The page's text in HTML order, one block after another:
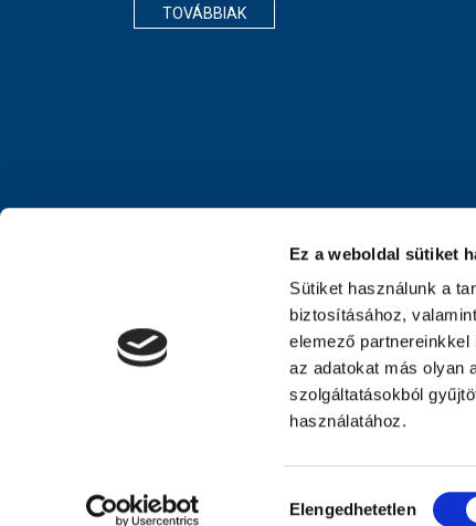
Ez a weboldal sütiket
Sütiket használunk a
biztosításához,
elemező
az adatokat más olyan
szolgáltatásokból
használatához.
kiválasztása
Elengedhetetlen
TOVÁBBIAK